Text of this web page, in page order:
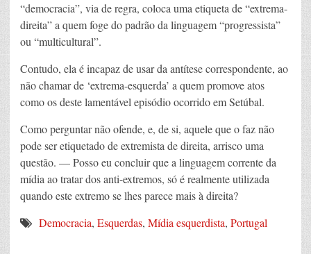
“democracia”, via de regra, coloca uma etiqueta de “extrema-
direita” a quem foge do padrão da linguagem “progressista”
ou “multicultural”.
Contudo, ela é incapaz de usar da antítese correspondente, ao
não chamar de ‘extrema-esquerda’ a quem promove atos
como os deste lamentável episódio ocorrido em Setúbal.
Como perguntar não ofende, e, de si, aquele que o faz não
pode ser etiquetado de extremista de direita, arrisco uma
questão. — Posso eu concluir que a linguagem corrente da
mídia ao tratar dos anti-extremos, só é realmente utilizada
quando este extremo se lhes parece mais à direita?
Democracia, Esquerdas, Mídia esquerdista, Portugal